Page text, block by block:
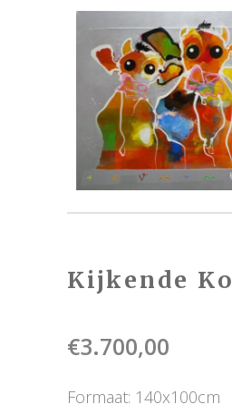
Kijkende
€3.700,00
Formaat: 140x100cm